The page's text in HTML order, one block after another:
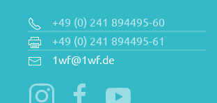
+49 (0) 241 894495-60
+49 (0) 241 894495-61
1wf@1wf.de